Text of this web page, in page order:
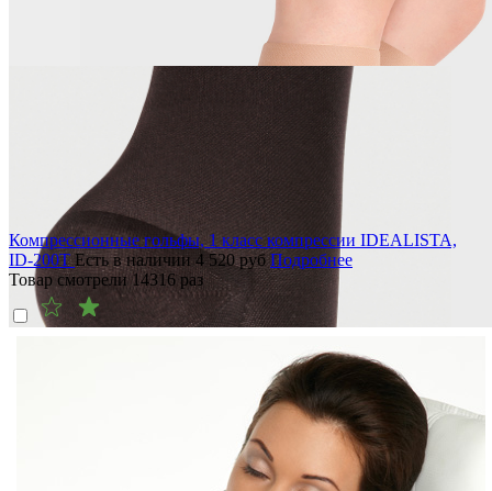
Компрессионные гольфы, 1 класс компрессии IDEALISTA,
ID-200TЕсть в наличии 4 520руб Подробнее
Товар смотрели14316 раз